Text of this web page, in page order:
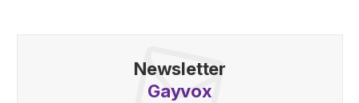
Newsletter
Gayvox